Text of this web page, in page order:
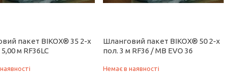
пакет BIKOX® 35 2-x
м RF36LC
Шланговий пакет BIKOX® 50 2-х
пол. 3 м RF36 / MB EVO 36
Немає в наявності